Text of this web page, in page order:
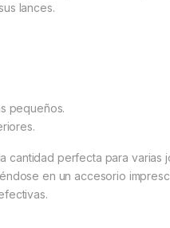
lances.
pequeños.
cantidad perfecta para varias
en un accesorio